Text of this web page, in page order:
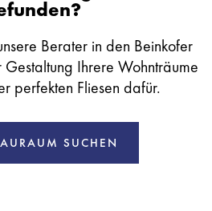
Berater in den Beinkofer
Ihrere Wohnträume
perfekten Fliesen dafür.
SUCHEN